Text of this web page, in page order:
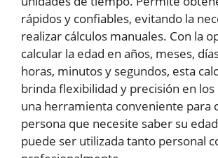
rápidos y confiables, evitando la
realizar cálculos manuales. Con la
calcular la edad en años, meses,
horas, minutos y segundos, esta
brinda flexibilidad y precisión en los
una herramienta conveniente para
persona que necesite saber su
puede ser utilizada tanto personal